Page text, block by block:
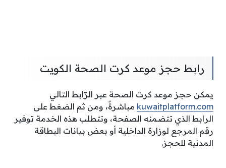
رابط حجز موعد كرت الصحة الكويت
يمكن حجز موعد كرت الصحة عبر الرّابط التالي
kuwaitplatform.com مباشرةً، ومن ثم الضغط على
الرابط الذي تتضمنه الصفحة، وتتطلب هذه الخدمة توفير
رقم المرجع لوزارة الداخلية أو بعض بيانات البطاقة
المدنية للحجز.